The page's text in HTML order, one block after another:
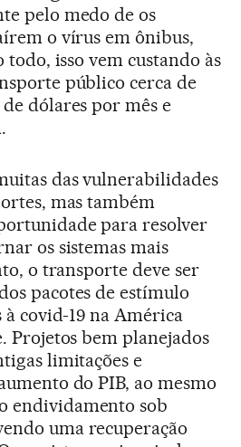
pelo medo de os
o vírus em ônibus,
todo, isso vem custando às
público cerca de
dólares por mês e
das vulnerabilidades
mas também
para resolver
os sistemas mais
o transporte deve ser
pacotes de estímulo
covid-19 na América
Projetos bem planejados
limitações e
do PIB, ao mesmo
endividamento sob
uma recuperação